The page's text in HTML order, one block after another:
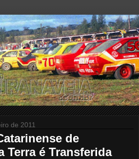
de 2011
de
Terra é Transferid​a